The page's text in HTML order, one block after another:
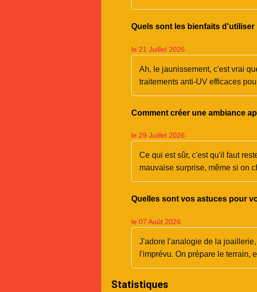
Quels sont les bienfaits
le 21 Juillet 2026
Ah, le jaunissement, c'est vrai
traitements anti-UV efficaces
Comment créer une ambiance
le 29 Juillet 2026
Ce qui est sûr, c'est qu'il faut
mauvaise surprise, même si on
Quelles sont vos astuces pour
le 07 Août 2026
J'adore l'analogie de la
l'imprévu. On prépare le terrain,
Statistiques